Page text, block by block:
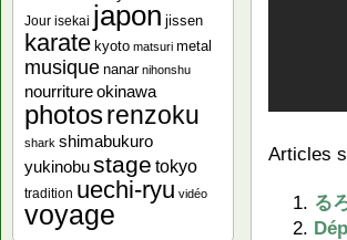
Articles
る
Jour isekai japon jissen
karate kyoto matsuri metal
musique nanar nihonshu
nourritureokinawa
photosrenzoku
shark shimabukuro
yukinobustage tokyo
tradition uechi-ryu vidéo
voyage